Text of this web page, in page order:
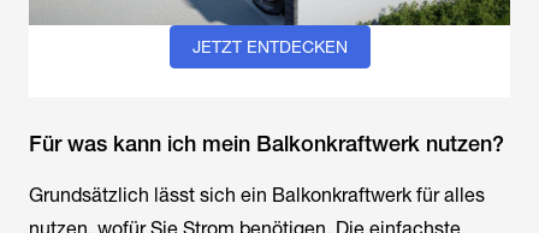
JETZT ENTDECKEN
Für was kann ich mein Balkonkraftwerk nutzen?
Grundsätzlich lässt sich ein Balkonkraftwerk für alles